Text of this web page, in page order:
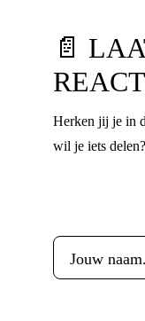
📄
Herken jij je in
wil je iets